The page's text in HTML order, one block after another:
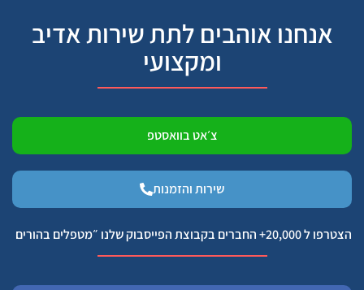
אנחנו אוהבים לתת שירות אדיב
ומקצועי
צ׳אט בוואסטפ
שירות והזמנות
הצטרפו ל 20,000+ החברים בקבוצת הפייסבוק שלנו ״מטפלים בהורים